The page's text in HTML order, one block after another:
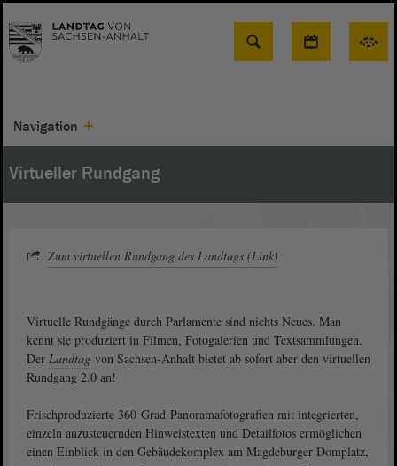
Suche
Navigation
Virtueller Rundgang
Zum virtuellen Rundgang des Landtags (Link)
Virtuelle Rundgänge durch Parlamente sind nichts Neues. Man
kennt sie produziert in Filmen, Fotogalerien und Textsammlungen.
Der Landtag von Sachsen-Anhalt bietet ab sofort aber den virtuellen
Rundgang 2.0 an!
Frischproduzierte 360-Grad-Panoramafotografien mit integrierten,
einzeln anzusteuernden Hinweistexten und Detailfotos ermöglichen
einen Einblick in den Gebäudekomplex am Magdeburger Domplatz,